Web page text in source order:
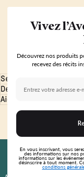
Se Connecter
Découvrir
Aide & Support
© 2026
Conditions
Vivez
Découvrez nos produits
recevez des récits
En vous inscrivant, vous
des informations sur nos
informations sur les
désinscrire à tout moment.
conditions